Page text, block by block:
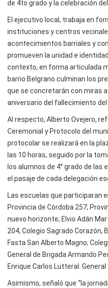
de 4to grado y la celebración del
El ejecutivo local, trabaja en
instituciones y centros
acontecimientos barriales y
promueven la unidad e
contexto, en forma articulada
barrio Belgrano culminan los
que se concretarán con miras
aniversario del fallecimiento del
Al respecto, Alberto Ovejero,
Ceremonial y Protocolo del
protocolar se realizará en la
las 10 horas, seguido por la
los alumnos de 4° grado de las
el pasaje de cada delegación
Las escuelas que participaran
Provincia de Córdoba 257;
nuevo horizonte; Elvio Adán
204, Colegio Sagrado Corazón,
Fasta San Alberto Magno;
General de Brigada Armando
Enrique Carlos Lutteral. General
Asimismo, señaló que “la